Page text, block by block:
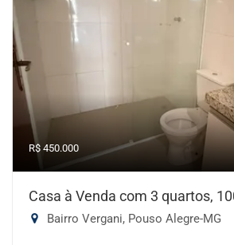
R$ 450.000
Casa à Venda com 3 quartos,
Bairro Vergani, Pouso Alegre-MG